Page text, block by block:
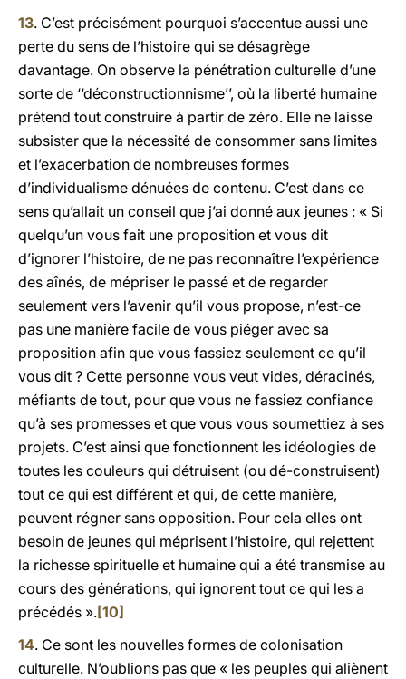
13. C’est précisément pourquoi s’accentue aussi une
perte du sens de l’histoire qui se désagrège
davantage. On observe la pénétration culturelle d’une
sorte de ‘‘déconstructionnisme’’, où la liberté humaine
prétend tout construire à partir de zéro. Elle ne laisse
subsister que la nécessité de consommer sans limites
et l’exacerbation de nombreuses formes
d’individualisme dénuées de contenu. C’est dans ce
sens qu’allait un conseil que j’ai donné aux jeunes : « Si
quelqu’un vous fait une proposition et vous dit
d’ignorer l’histoire, de ne pas reconnaître l’expérience
des aînés, de mépriser le passé et de regarder
seulement vers l’avenir qu’il vous propose, n’est-ce
pas une manière facile de vous piéger avec sa
proposition afin que vous fassiez seulement ce qu’il
vous dit ? Cette personne vous veut vides, déracinés,
méfiants de tout, pour que vous ne fassiez confiance
qu’à ses promesses et que vous vous soumettiez à ses
projets. C’est ainsi que fonctionnent les idéologies de
toutes les couleurs qui détruisent (ou dé-construisent)
tout ce qui est différent et qui, de cette manière,
peuvent régner sans opposition. Pour cela elles ont
besoin de jeunes qui méprisent l’histoire, qui rejettent
la richesse spirituelle et humaine qui a été transmise au
cours des générations, qui ignorent tout ce qui les a
précédés ».[10]
14. Ce sont les nouvelles formes de colonisation
culturelle. N’oublions pas que « les peuples qui aliènent